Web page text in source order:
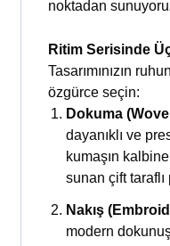
noktadan
Ritim Serisinde
Tasarımınızın
özgürce seçin:
Dokuma
dayanıklı ve
kumaşın
sunan çift
Nakış
modern